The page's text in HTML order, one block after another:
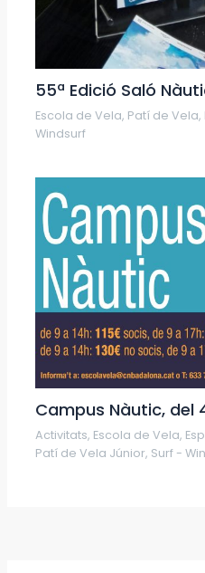
55ª Edició Saló
Escola de Vela, Patí de Vela,
Windsurf
Campus Nàutic, del
Activitats, Escola de Vela,
Patí de Vela Júnior, Surf -